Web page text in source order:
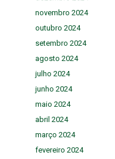
novembro 2024
outubro 2024
setembro 2024
agosto 2024
julho 2024
junho 2024
maio 2024
abril 2024
março 2024
fevereiro 2024